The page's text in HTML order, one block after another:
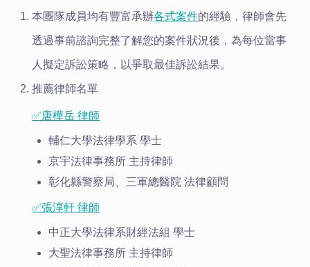
本團隊成員均有豐富承辦各式案件的經驗，律師會先
透過事前諮詢完整了解您的案件狀況後，為每位當事
人擬定訴訟策略，以爭取最佳訴訟結果。
推薦律師名單
✅唐樺岳 律師
輔仁大學法律學系 學士
京宇法律事務所 主持律師
彰化縣警察局、三軍總醫院 法律顧問
✅張淳軒 律師
中正大學法律系財經法組 學士
大聖法律事務所 主持律師